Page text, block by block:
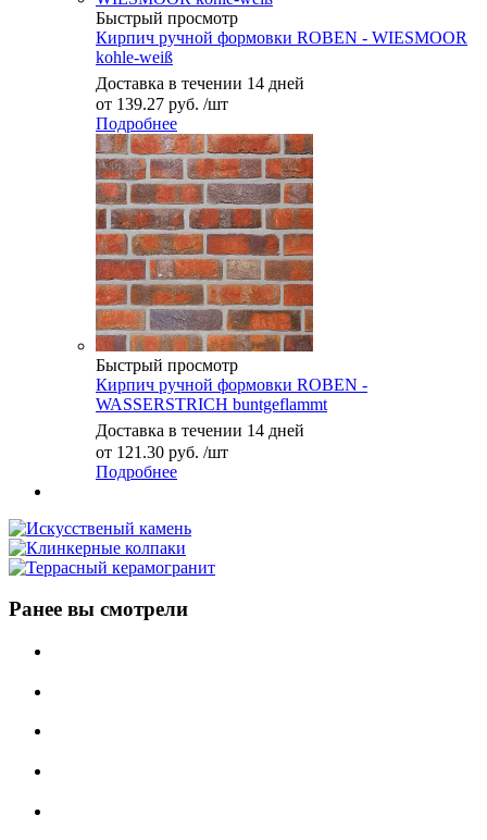
Быстрый просмотр
Кирпич ручной формовки ROBEN - WIESMOOR
kohle-weiß
Доставка в течении 14 дней
от 139.27 руб. /шт
Подробнее
Быстрый просмотр
Кирпич ручной формовки ROBEN -
WASSERSTRICH buntgeflammt
Доставка в течении 14 дней
от 121.30 руб. /шт
Подробнее
Ранее вы смотрели